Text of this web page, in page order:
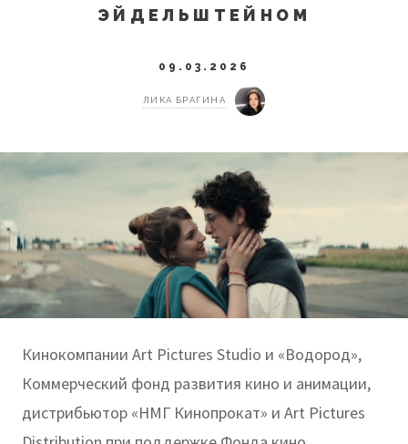
ЭЙДЕЛЬШТЕЙНОМ
09.03.2026
ЛИКА БРАГИНА
Кинокомпании Art Pictures Studio и «Водород»,
Коммерческий фонд развития кино и анимации,
дистрибьютор «НМГ Кинопрокат» и Art Pictures